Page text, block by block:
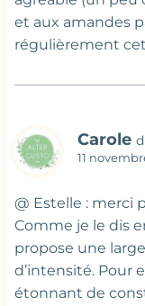
et aux amandes
régulièrement
Carole
11
@ Estelle : merci
Comme je le dis
propose une
d’intensité. Pour
étonnant de